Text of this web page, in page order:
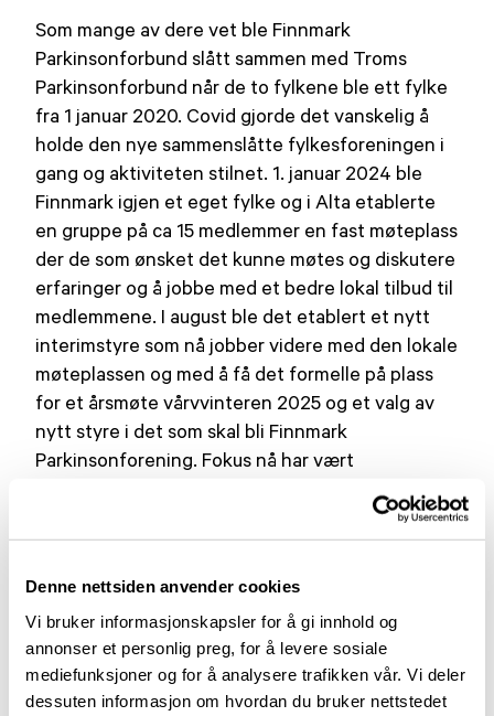
Denne nettsiden anvender cookies
Vi bruker informasjonskapsler for å gi innhold og
annonser et personlig preg, for å levere sosiale
mediefunksjoner og for å analysere trafikken vår. Vi deler
dessuten informasjon om hvordan du bruker nettstedet
Som mange av dere vet ble Finnmark
Parkinsonforbund slått sammen med Troms
Parkinsonforbund når de to fylkene ble ett fylke
fra 1 januar 2020. Covid gjorde det vanskelig å
holde den nye sammenslåtte fylkesforeningen i
gang og aktiviteten stilnet. 1. januar 2024 ble
Finnmark igjen et eget fylke og i Alta etablerte
en gruppe på ca 15 medlemmer en fast møteplass
der de som ønsket det kunne møtes og diskutere
erfaringer og å jobbe med et bedre lokal tilbud til
medlemmene. I august ble det etablert et nytt
interimstyre som nå jobber videre med den lokale
møteplassen og med å få det formelle på plass
for et årsmøte vårvvinteren 2025 og et valg av
nytt styre i det som skal bli Finnmark
Parkinsonforening. Fokus nå har vært
ambisjoner om å få i gang aktiviteter flere steder
i Finnmark etterhvert. Vi må bare komme
Interimstyret ønsker alle medlemmer en god og
fredfull jul- og nyttårsfeiring.